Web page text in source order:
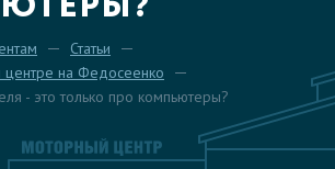
Статьи
на Федосеенко
- это только про компьютеры?